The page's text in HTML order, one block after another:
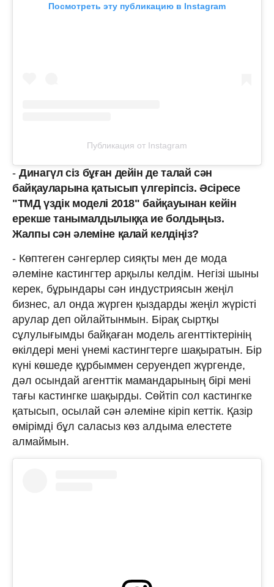
Посмотреть эту публикацию в Instagram
Публикация от Instagram
- Динагүл сіз бұған дейін де талай сән
байқауларына қатысып үлгеріпсіз. Әсіресе
"ТМД үздік моделі 2018" байқауынан кейін
ерекше танымалдылыққа ие болдыңыз.
Жалпы сән әлеміне қалай келдіңіз?
- Көптеген сәнгерлер сияқты мен де мода
әлеміне кастингтер арқылы келдім. Негізі шыны
керек, бұрындары сән индустриясын жеңіл
бизнес, ал онда жүрген қыздарды жеңіл жүрісті
арулар деп ойлайтынмын. Бірақ сыртқы
сұлулығымды байқаған модель агенттіктерінің
өкілдері мені үнемі кастингтерге шақыратын. Бір
күні көшеде құрбыммен серуендеп жүргенде,
дәл осындай агенттік мамандарының бірі мені
тағы кастингке шақырды. Сөйтіп сол кастингке
қатысып, осылай сән әлеміне кіріп кеттік. Қазір
өмірімді бұл саласыз көз алдыма елестете
алмаймын.